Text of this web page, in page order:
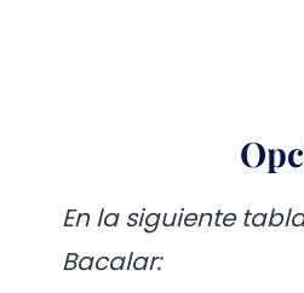
En la siguiente
Bacalar: